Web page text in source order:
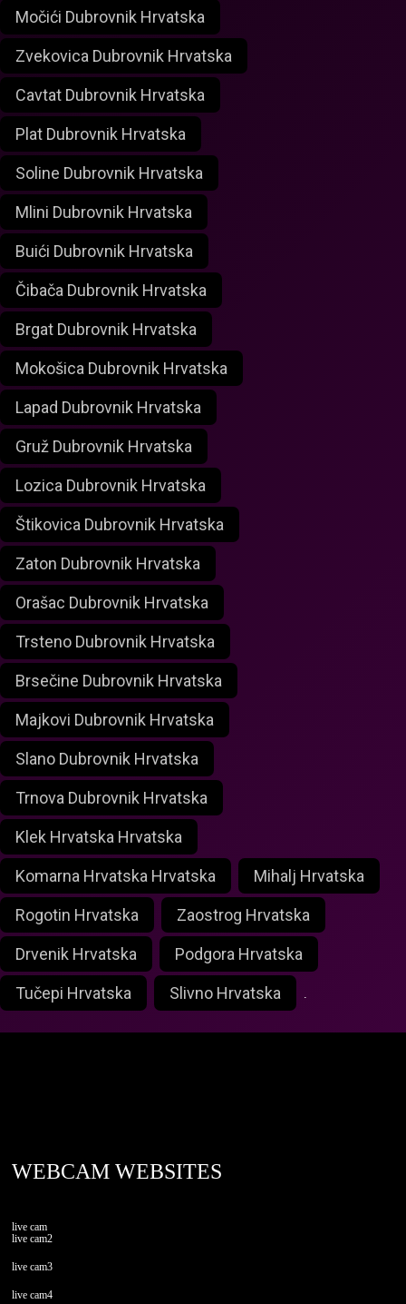
Močići Dubrovnik Hrvatska
Zvekovica Dubrovnik Hrvatska
Cavtat Dubrovnik Hrvatska
Plat Dubrovnik Hrvatska
Soline Dubrovnik Hrvatska
Mlini Dubrovnik Hrvatska
Buići Dubrovnik Hrvatska
Čibača Dubrovnik Hrvatska
Brgat Dubrovnik Hrvatska
Mokošica Dubrovnik Hrvatska
Lapad Dubrovnik Hrvatska
Gruž Dubrovnik Hrvatska
Lozica Dubrovnik Hrvatska
Štikovica Dubrovnik Hrvatska
Zaton Dubrovnik Hrvatska
Orašac Dubrovnik Hrvatska
Trsteno Dubrovnik Hrvatska
Brsečine Dubrovnik Hrvatska
Majkovi Dubrovnik Hrvatska
Slano Dubrovnik Hrvatska
Trnova Dubrovnik Hrvatska
Klek Hrvatska Hrvatska
Komarna Hrvatska Hrvatska Mihalj Hrvatska
Rogotin Hrvatska Zaostrog Hrvatska
Drvenik Hrvatska Podgora Hrvatska
Tučepi Hrvatska Slivno Hrvatska .
WEBCAM WEBSITES
live cam
live cam2
live cam3
live cam4